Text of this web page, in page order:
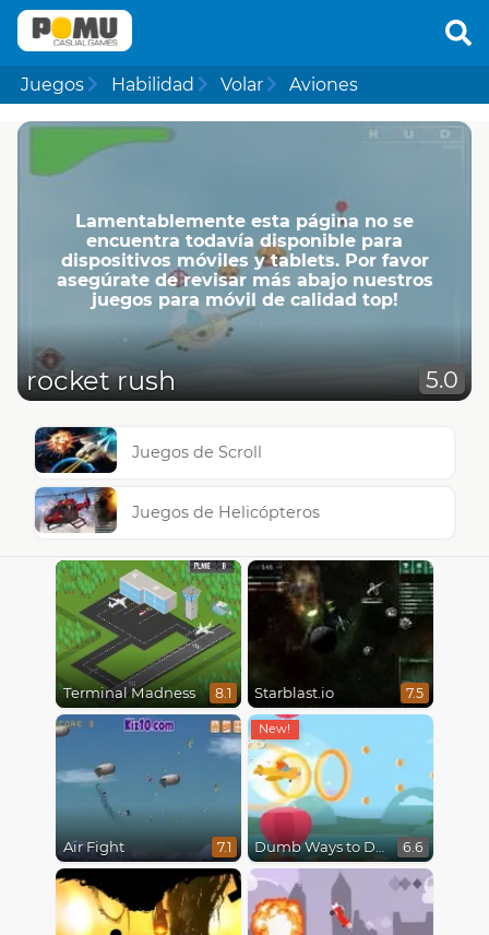
Juegos Habilidad Volar Aviones
Lamentablemente esta página no se
encuentra todavía disponible para
dispositivos móviles y tablets. Por favor
asegúrate de revisar más abajo nuestros
juegos para móvil de calidad top!
rocket rush 5.0
Juegos de Scroll
Juegos de Helicópteros
Terminal Madness 8.1 Starblast.io 7.5
Air Fight 7.1 Dumb Ways to Die 3: World Tour 6.6